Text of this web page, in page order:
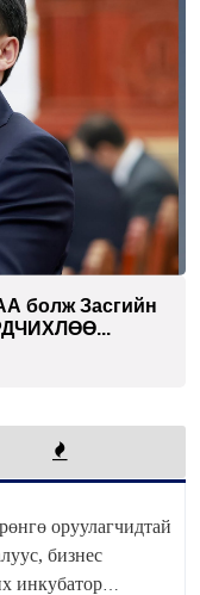
болж Засгийн
оруулагчидтай
бизнес
инкубатор